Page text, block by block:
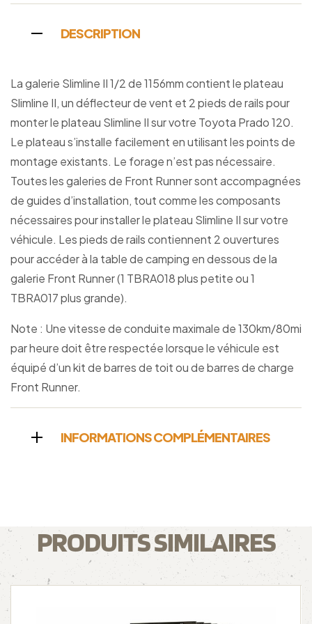
DESCRIPTION
La galerie Slimline II 1/2 de 1156mm contient le plateau
Slimline II, un déflecteur de vent et 2 pieds de rails pour
monter le plateau Slimline II sur votre Toyota Prado 120.
Le plateau s’installe facilement en utilisant les points de
montage existants. Le forage n’est pas nécessaire.
Toutes les galeries de Front Runner sont accompagnées
de guides d’installation, tout comme les composants
nécessaires pour installer le plateau Slimline II sur votre
véhicule. Les pieds de rails contiennent 2 ouvertures
pour accéder à la table de camping en dessous de la
galerie Front Runner (1 TBRA018 plus petite ou 1
TBRA017 plus grande).
Note : Une vitesse de conduite maximale de 130km/80mi
par heure doit être respectée lorsque le véhicule est
équipé d’un kit de barres de toit ou de barres de charge
Front Runner.
INFORMATIONS COMPLÉMENTAIRES
PRODUITS SIMILAIRES